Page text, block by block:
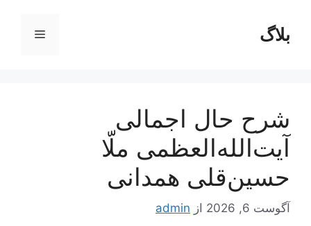
محتوابلاگ فهرست
شرح حال اجمالی
آیت‌الله‌العظمی ملّا
حسین‌قلی همدانی
آگوست 6, 2026 از admin